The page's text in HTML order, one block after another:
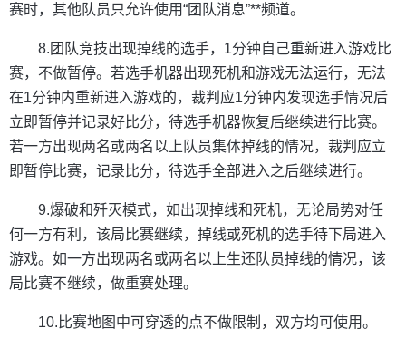
赛时，其他队员只允许使用“团队消息”**频道。
8.团队竞技出现掉线的选手，1分钟自己重新进入游戏比
赛，不做暂停。若选手机器出现死机和游戏无法运行，无法
在1分钟内重新进入游戏的，裁判应1分钟内发现选手情况后
立即暂停并记录好比分，待选手机器恢复后继续进行比赛。
若一方出现两名或两名以上队员集体掉线的情况，裁判应立
即暂停比赛，记录比分，待选手全部进入之后继续进行。
9.爆破和歼灭模式，如出现掉线和死机，无论局势对任
何一方有利，该局比赛继续，掉线或死机的选手待下局进入
游戏。如一方出现两名或两名以上生还队员掉线的情况，该
局比赛不继续，做重赛处理。
10.比赛地图中可穿透的点不做限制，双方均可使用。